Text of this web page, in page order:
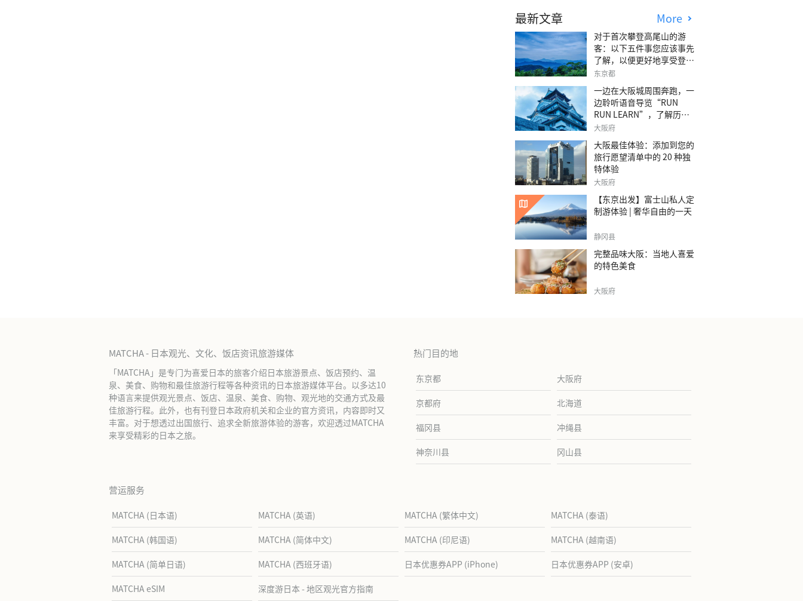
最新文章 More
对于首次攀登高尾山的游
客：以下五件事您应该事先
了解，以便更好地享受登山
之旅。
东京都
一边在大阪城周围奔跑，一
边聆听语音导览“RUN
RUN LEARN”，了解历
史。
大阪府
大阪最佳体验：添加到您的
旅行愿望清单中的 20 种独
特体验
大阪府
【东京出发】富士山私人定
制游体验 | 奢华自由的一天
静冈县
完整品味大阪：当地人喜爱
的特色美食
大阪府
MATCHA - 日本观光、文化、饭店资讯旅游媒体
「MATCHA」是专门为喜爱日本的旅客介绍日本旅游景点、饭店预约、温
泉、美食、购物和最佳旅游行程等各种资讯的日本旅游媒体平台。以多达10
种语言来提供观光景点、饭店、温泉、美食、购物、观光地的交通方式及最
佳旅游行程。此外，也有刊登日本政府机关和企业的官方资讯，内容即时又
丰富。对于想透过出国旅行、追求全新旅游体验的游客，欢迎透过MATCHA
来享受精彩的日本之旅。
热门目的地
东京都 大阪府
京都府 北海道
福冈县 冲绳县
神奈川县 冈山县
营运服务
MATCHA (日本语) MATCHA (英语) MATCHA (繁体中文) MATCHA (泰语)
MATCHA (韩国语) MATCHA (简体中文) MATCHA (印尼语) MATCHA (越南语)
MATCHA (简单日语) MATCHA (西班牙语) 日本优惠券APP (iPhone) 日本优惠券APP (安卓)
MATCHA eSIM 深度游日本 - 地区观光官方指南